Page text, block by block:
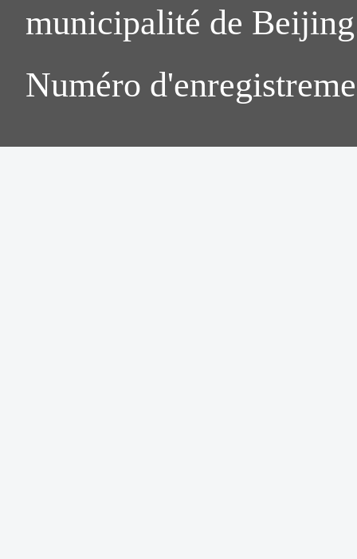
municipalité de
Numéro